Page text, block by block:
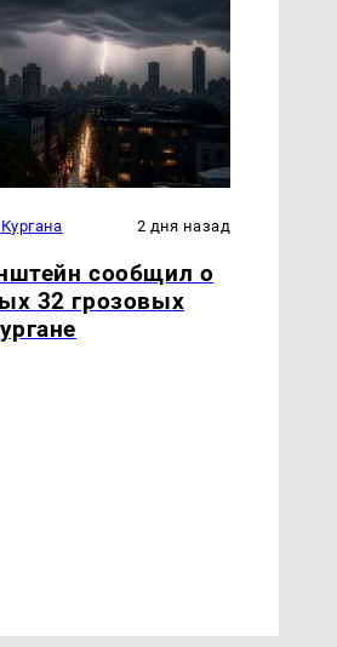
2 дня назад
сообщил о
32 грозовых